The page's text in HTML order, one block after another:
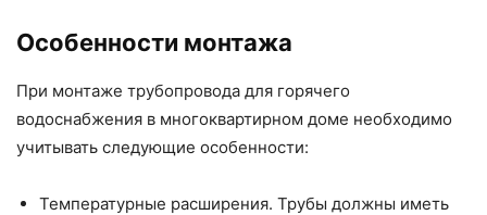
Особенности монтажа
При монтаже трубопровода для горячего
водоснабжения в многоквартирном доме необходимо
учитывать следующие особенности:
Температурные расширения. Трубы должны иметь